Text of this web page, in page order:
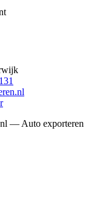
— Auto